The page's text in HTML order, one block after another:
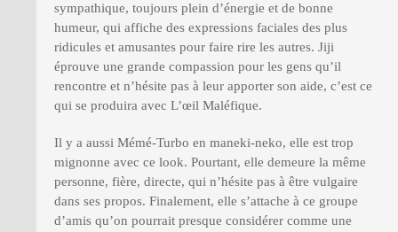
sympathique, toujours plein d’énergie et de bonne
humeur, qui affiche des expressions faciales des plus
ridicules et amusantes pour faire rire les autres. Jiji
éprouve une grande compassion pour les gens qu’il
rencontre et n’hésite pas à leur apporter son aide, c’est ce
qui se produira avec L’œil Maléfique.
Il y a aussi Mémé-Turbo en maneki-neko, elle est trop
mignonne avec ce look. Pourtant, elle demeure la même
personne, fière, directe, qui n’hésite pas à être vulgaire
dans ses propos. Finalement, elle s’attache à ce groupe
d’amis qu’on pourrait presque considérer comme une